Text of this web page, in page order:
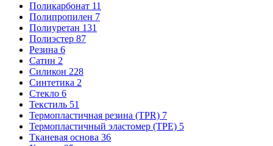
Поликарбонат 11
Полипропилен 7
Полиуретан 131
Полиэстер 87
Резина 6
Сатин 2
Силикон 228
Синтетика 2
Стекло 6
Текстиль 51
Термопластичная резина (TPR) 7
Термопластичный эластомер (TPE) 5
Тканевая основа 36